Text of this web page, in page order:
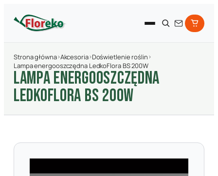
Strona główna›Akcesoria›Doświetlenie roślin›
Lampa energooszczędna LedkoFlora BS 200W
LAMPA ENERGOOSZCZęDNA
LEDKOFLORA BS 200W